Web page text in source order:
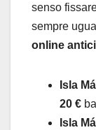
senso
sempre
online
Isla
20 €
Isla